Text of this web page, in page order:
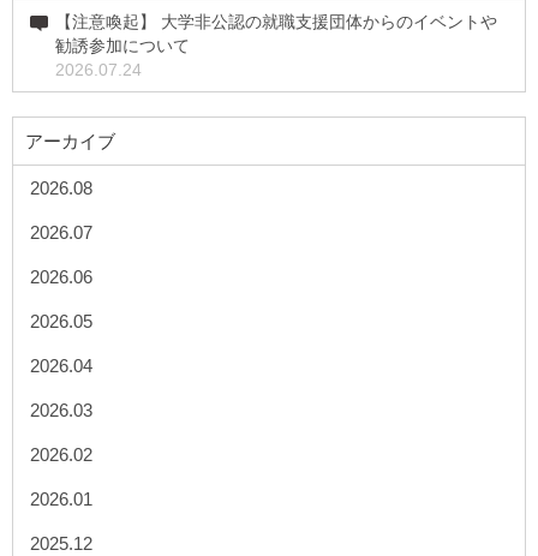
【注意喚起】 大学非公認の就職支援団体からのイベントや
勧誘参加について
2026.07.24
アーカイブ
2026.08
2026.07
2026.06
2026.05
2026.04
2026.03
2026.02
2026.01
2025.12